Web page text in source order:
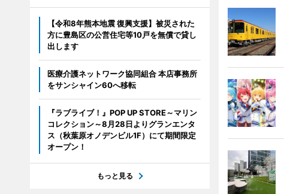
【令和8年熊本地震 復興支援】被災された
方に豊島区の公営住宅等10戸を無償で貸し
出します
医療介護ネットワーク協同組合 本店事務所
をサンシャイン60へ移転
『ラブライブ！』POP UP STORE～マリン
コレクション～8月28日よりグランエンタ
ス（秋葉原オノデンビル1F）にて期間限定
オープン！
もっと見る